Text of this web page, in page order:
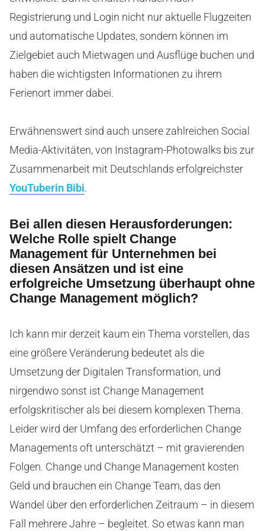
Registrierung und Login nicht nur aktuelle Flugzeiten
und automatische Updates, sondern können im
Zielgebiet auch Mietwagen und Ausflüge buchen und
haben die wichtigsten Informationen zu ihrem
Ferienort immer dabei.
Erwähnenswert sind auch unsere zahlreichen Social
Media-Aktivitäten, von Instagram-Photowalks bis zur
Zusammenarbeit mit Deutschlands erfolgreichster
YouTuberin Bibi.
Bei allen diesen Herausforderungen:
Welche Rolle spielt Change
Management für Unternehmen bei
diesen Ansätzen und ist eine
erfolgreiche Umsetzung überhaupt ohne
Change Management möglich?
Ich kann mir derzeit kaum ein Thema vorstellen, das
eine größere Veränderung bedeutet als die
Umsetzung der Digitalen Transformation, und
nirgendwo sonst ist Change Management
erfolgskritischer als bei diesem komplexen Thema.
Leider wird der Umfang des erforderlichen Change
Managements oft unterschätzt – mit gravierenden
Folgen. Change und Change Management kosten
Geld und brauchen ein Change Team, das den
Wandel über den erforderlichen Zeitraum – in diesem
Fall mehrere Jahre – begleitet. So etwas kann man